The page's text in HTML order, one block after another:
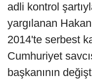
adli kontrol
yargılanan
2014'te serbest
Cumhuriyet
başkanının